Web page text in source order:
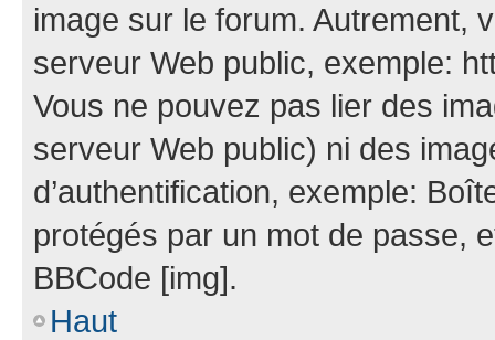
image sur le forum. Autrement,
serveur Web public, exemple:
Vous ne pouvez pas lier des
serveur Web public) ni des
d’authentification, exemple:
protégés par un mot de passe,
BBCode [img].
Haut